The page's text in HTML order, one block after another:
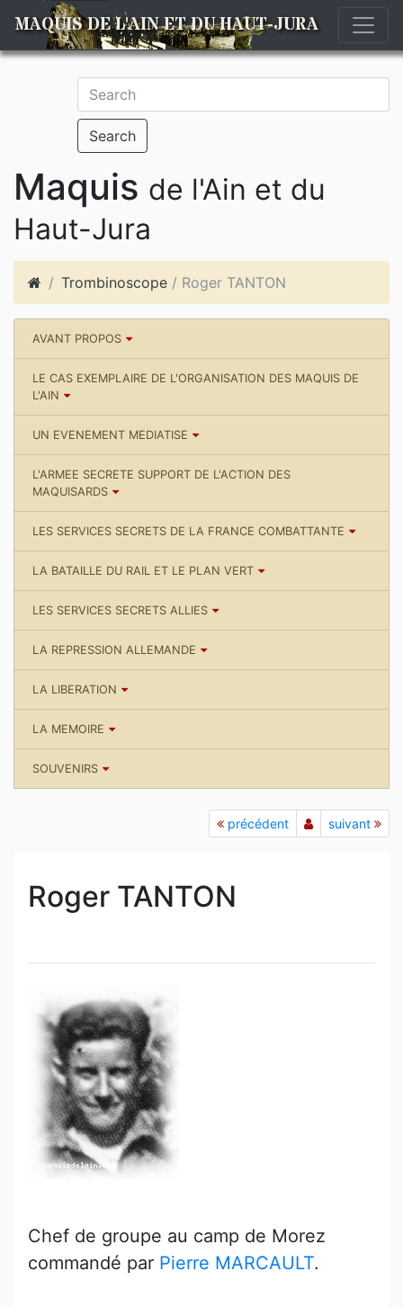
MAQUIS DE L'AIN ET DU HAUT-JURA
Search
Maquis de l'Ain et du
Haut-Jura
Trombinoscope / Roger TANTON
AVANT PROPOS
LE CAS EXEMPLAIRE DE L'ORGANISATION DES MAQUIS DE
L'AIN
UN EVENEMENT MEDIATISE
L'ARMEE SECRETE SUPPORT DE L'ACTION DES
MAQUISARDS
LES SERVICES SECRETS DE LA FRANCE COMBATTANTE
LA BATAILLE DU RAIL ET LE PLAN VERT
LES SERVICES SECRETS ALLIES
LA REPRESSION ALLEMANDE
LA LIBERATION
LA MEMOIRE
SOUVENIRS
précédent suivant
Roger TANTON
Chef de groupe au camp de Morez
commandé par Pierre MARCAULT.